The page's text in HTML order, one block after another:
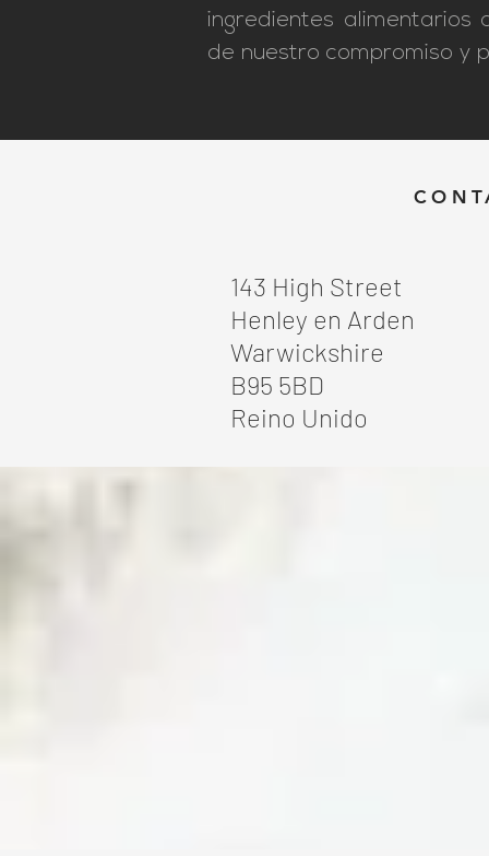
ingredientes alimentarios
de nuestro compromiso y
143 High Street
Henley en Arden
Warwickshire
B95 5BD
Reino Unido